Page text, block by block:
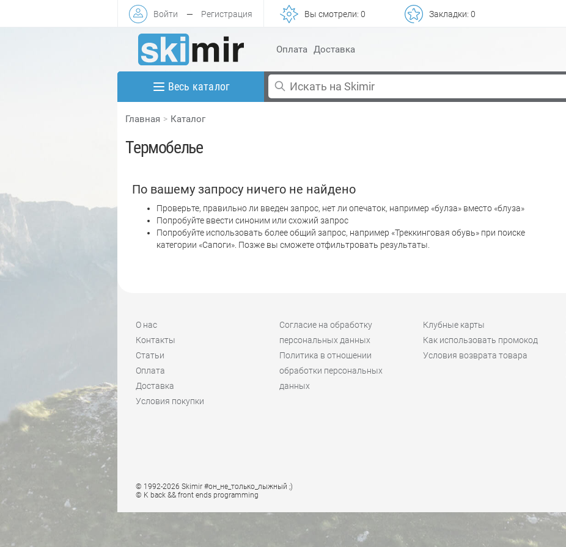
Войти — Регистрация Вы смотрели: 0 Закладки: 0
Оплата Доставка
Весь каталог
Главная Каталог
Термобелье
По вашему запросу ничего не найдено
Проверьте, правильно ли введен запрос, нет ли опечаток, например «булза» вместо «блуза»
Попробуйте ввести синоним или схожий запрос
Попробуйте использовать более общий запрос, например «Треккинговая обувь» при поиске
категории «Сапоги». Позже вы сможете отфильтровать результаты.
О нас
Контакты
Статьи
Оплата
Доставка
Условия покупки
Согласие на обработку
персональных данных
Политика в отношении
обработки персональных
данных
Клубные карты
Как использовать промокод
Условия возврата товара
© 1992-2026 Skimir #он_не_только_лыжный ;)
© K back && front ends programming